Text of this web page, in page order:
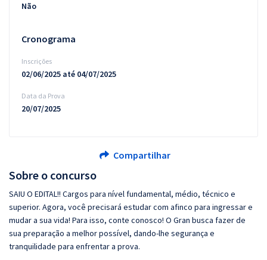
Sobre o concurso
SAIU O EDITAL!! Cargos para nível fundamental, médio, técnico e
superior. Agora, você precisará estudar com afinco para ingressar e
mudar a sua vida! Para isso, conte conosco! O Gran busca fazer de
sua preparação a melhor possível, dando-lhe segurança e
tranquilidade para enfrentar a prova.
Não
Cronograma
Inscrições
02/06/2025 até 04/07/2025
Data da Prova
20/07/2025
Compartilhar